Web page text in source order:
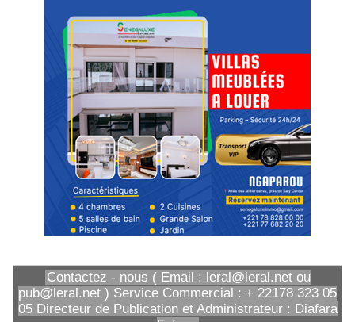
Contactez - nous ( Email : leral@leral.net ou
pub@leral.net ) Service Commercial : + 22178 323 05
05 Directeur de Publication et Administrateur : Diafara